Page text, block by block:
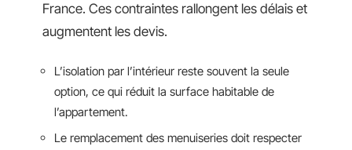
France. Ces contraintes rallongent les délais et
augmentent les devis.
L’isolation par l’intérieur reste souvent la seule
option, ce qui réduit la surface habitable de
l’appartement.
Le remplacement des menuiseries doit respecter